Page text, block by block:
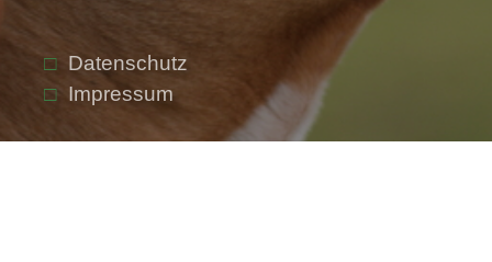
Datenschutz
Impressum